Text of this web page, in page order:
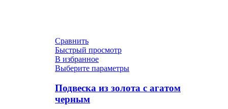
Сравнить
Быстрый просмотр
В избранное
Выберите параметры
Подвеска из золота с агатом
черным